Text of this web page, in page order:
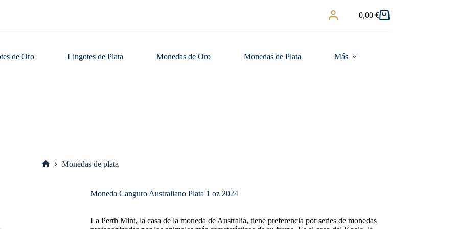
Carro
0,00 €
de Oro Lingotes de Plata Monedas de Oro Monedas de Plata Más
Monedas de plata
Moneda Canguro Australiano Plata 1 oz 2024
La Perth Mint, la casa de la moneda de Australia, tiene preferencia por series de monedas